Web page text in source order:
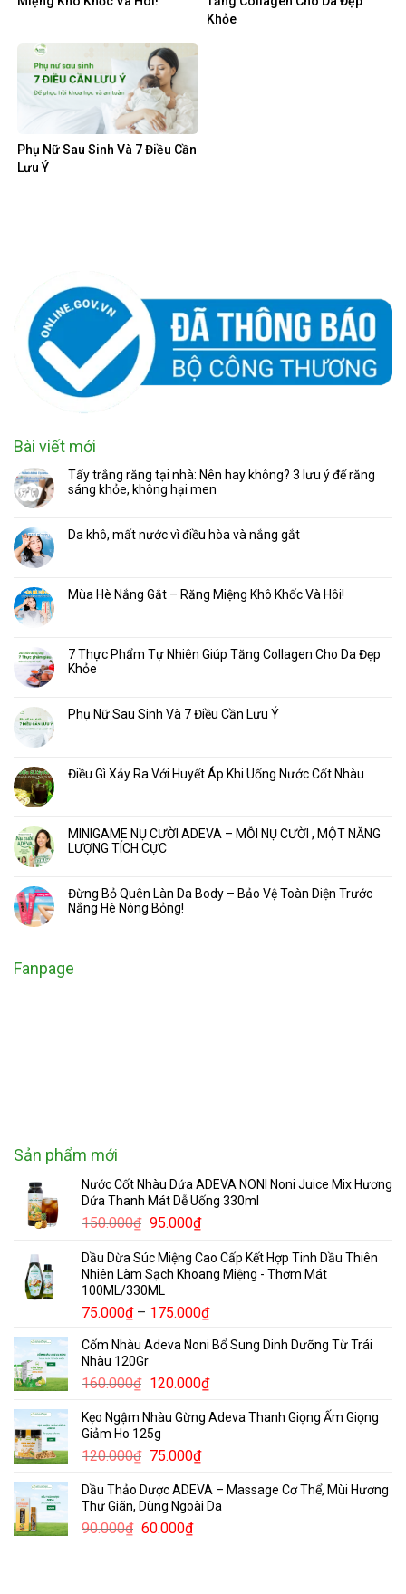
Khỏe
Phụ Nữ Sau Sinh Và 7 Điều Cần
Lưu Ý
Bài viết mới
Tẩy trắng răng tại nhà: Nên hay không? 3 lưu ý để răng
sáng khỏe, không hại men
Da khô, mất nước vì điều hòa và nắng gắt
Mùa Hè Nắng Gắt – Răng Miệng Khô Khốc Và Hôi!
7 Thực Phẩm Tự Nhiên Giúp Tăng Collagen Cho Da Đẹp
Khỏe
Phụ Nữ Sau Sinh Và 7 Điều Cần Lưu Ý
Điều Gì Xảy Ra Với Huyết Áp Khi Uống Nước Cốt Nhàu
MINIGAME NỤ CƯỜI ADEVA – MỖI NỤ CƯỜI , MỘT NĂNG
LƯỢNG TÍCH CỰC
Đừng Bỏ Quên Làn Da Body – Bảo Vệ Toàn Diện Trước
Nắng Hè Nóng Bỏng!
Fanpage
Sản phẩm mới
Nước Cốt Nhàu Dứa ADEVA NONI Noni Juice Mix Hương
Dứa Thanh Mát Dễ Uống 330ml
150.000₫ Giá
là:
150.000₫.
95.000₫Giá
tại
là:
Dầu Dừa Súc Miệng Cao Cấp Kết Hợp Tinh Dầu Thiên
Nhiên Làm Sạch Khoang Miệng - Thơm Mát
100ML/330ML
75.000₫ – 175.000₫Khoảng
từ
đến
Cốm Nhàu Adeva Noni Bổ Sung Dinh Dưỡng Từ Trái
Nhàu 120Gr
160.000₫ Giá
là:
160.000₫.
120.000₫Giá
tại
Kẹo Ngậm Nhàu Gừng Adeva Thanh Giọng Ấm Giọng
Giảm Ho 125g
120.000₫ Giá
là:
120.000₫.
75.000₫Giá
tại
là:
Dầu Thảo Dược ADEVA – Massage Cơ Thể, Mùi Hương
Thư Giãn, Dùng Ngoài Da
90.000₫ Giá
60.000₫Giá